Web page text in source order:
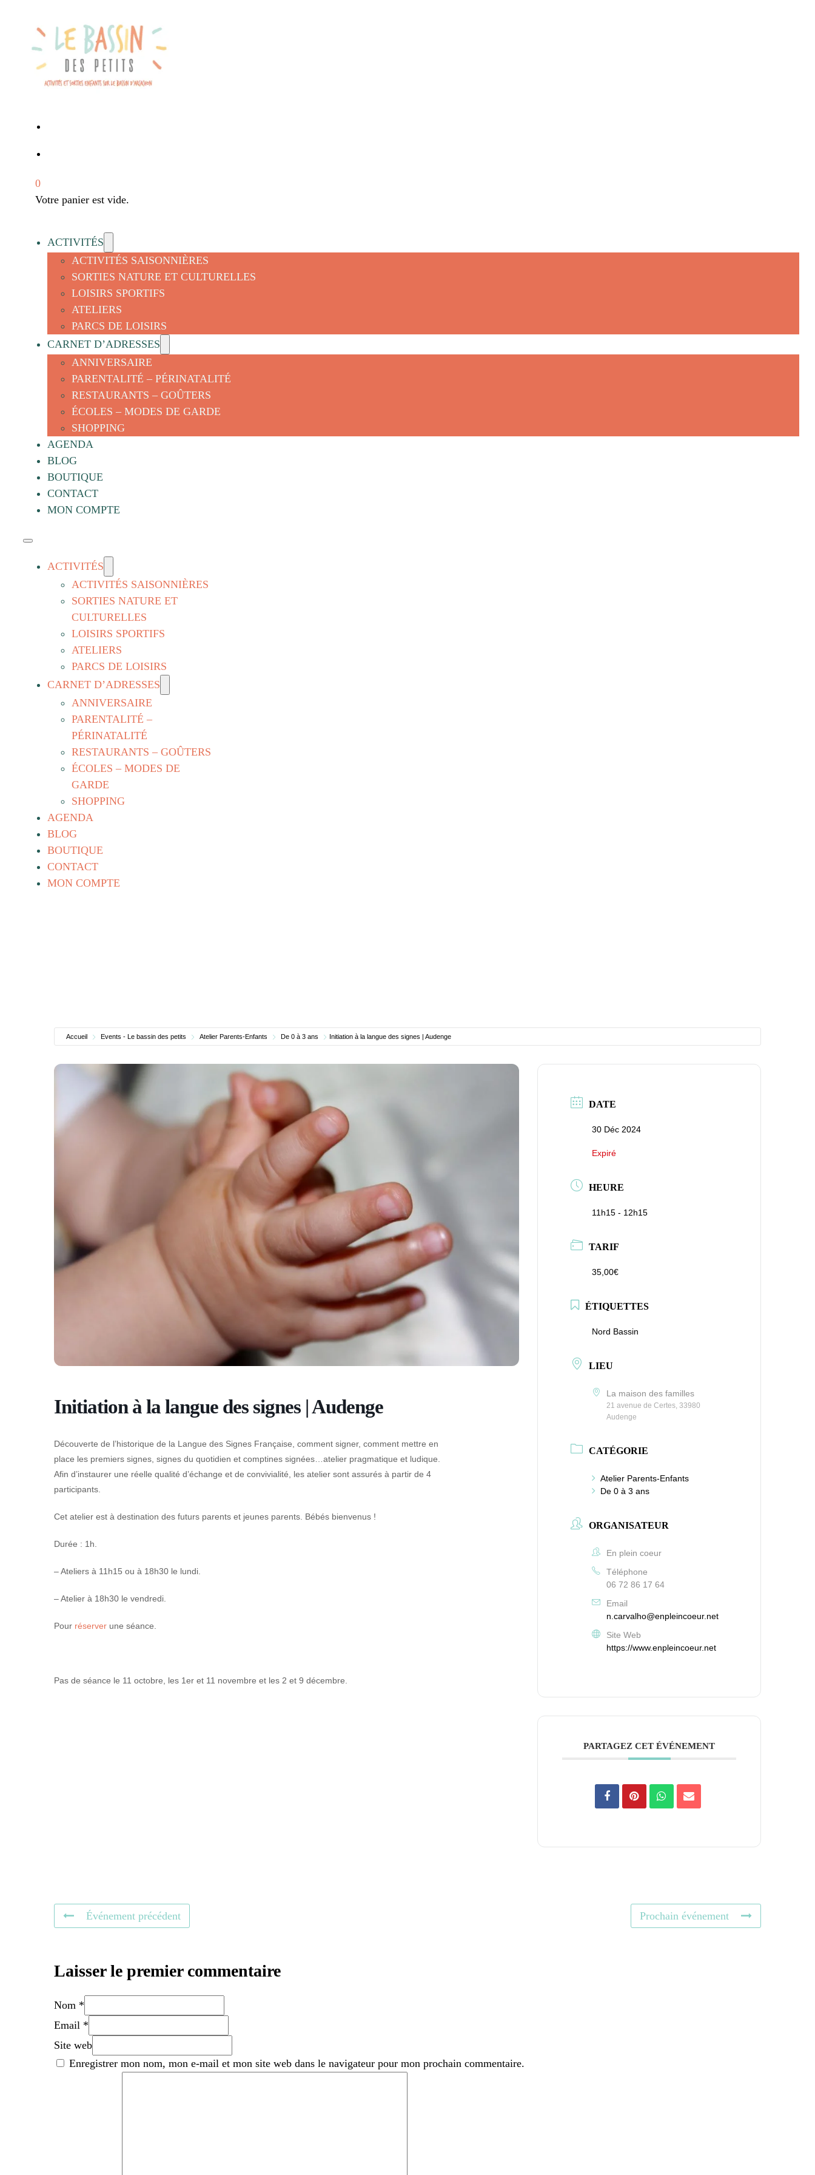
0
Votre panier est vide.
ACTIVITÉS
ACTIVITÉS SAISONNIÈRES
SORTIES NATURE ET CULTURELLES
LOISIRS SPORTIFS
ATELIERS
PARCS DE LOISIRS
CARNET D’ADRESSES
ANNIVERSAIRE
PARENTALITÉ – PÉRINATALITÉ
RESTAURANTS – GOÛTERS
ÉCOLES – MODES DE GARDE
SHOPPING
AGENDA
BLOG
BOUTIQUE
CONTACT
MON COMPTE
ACTIVITÉS
ACTIVITÉS SAISONNIÈRES
SORTIES NATURE ET
CULTURELLES
LOISIRS SPORTIFS
ATELIERS
PARCS DE LOISIRS
CARNET D’ADRESSES
ANNIVERSAIRE
PARENTALITÉ –
PÉRINATALITÉ
RESTAURANTS – GOÛTERS
ÉCOLES – MODES DE
GARDE
SHOPPING
AGENDA
BLOG
BOUTIQUE
CONTACT
MON COMPTE
Accueil Events - Le bassin des petits Atelier Parents-Enfants De 0 à 3 ans Initiation à la langue des signes | Audenge
Initiation à la langue des signes | Audenge
Découverte de l’historique de la Langue des Signes Française, comment signer, comment mettre en
place les premiers signes, signes du quotidien et comptines signées…atelier pragmatique et ludique.
Afin d’instaurer une réelle qualité d’échange et de convivialité, les atelier sont assurés à partir de 4
participants.
Cet atelier est à destination des futurs parents et jeunes parents. Bébés bienvenus !
Durée : 1h.
– Ateliers à 11h15 ou à 18h30 le lundi.
– Atelier à 18h30 le vendredi.
Pour réserver une séance.
Pas de séance le 11 octobre, les 1er et 11 novembre et les 2 et 9 décembre.
DATE
30 Déc 2024
Expiré
HEURE
11h15 - 12h15
TARIF
35,00€
ÉTIQUETTES
Nord Bassin
LIEU
La maison des familles
21 avenue de Certes, 33980
Audenge
CATÉGORIE
Atelier Parents-Enfants
De 0 à 3 ans
ORGANISATEUR
En plein coeur
Téléphone
06 72 86 17 64
Email
n.carvalho@enpleincoeur.net
Site Web
https://www.enpleincoeur.net
PARTAGEZ CET ÉVÉNEMENT
Événement précédent Prochain événement
Laisser le premier commentaire
Nom *
Email *
Site web
Enregistrer mon nom, mon e-mail et mon site web dans le navigateur pour mon prochain commentaire.